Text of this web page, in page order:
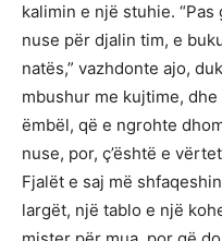
kalimin e një stuhie.
nuse për djalin tim, e
natës,” vazhdonte ajo,
mbushur me kujtime,
ëmbël, që e ngrohte
nuse, por, ç’është e
Fjalët e saj më
largët, një tablo e një